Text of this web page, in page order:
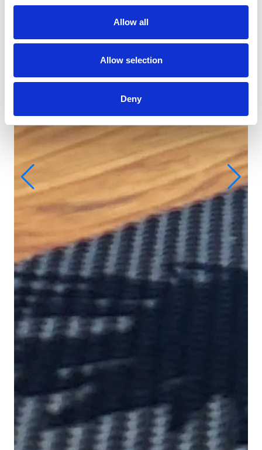
Allow all
Allow selection
Deny